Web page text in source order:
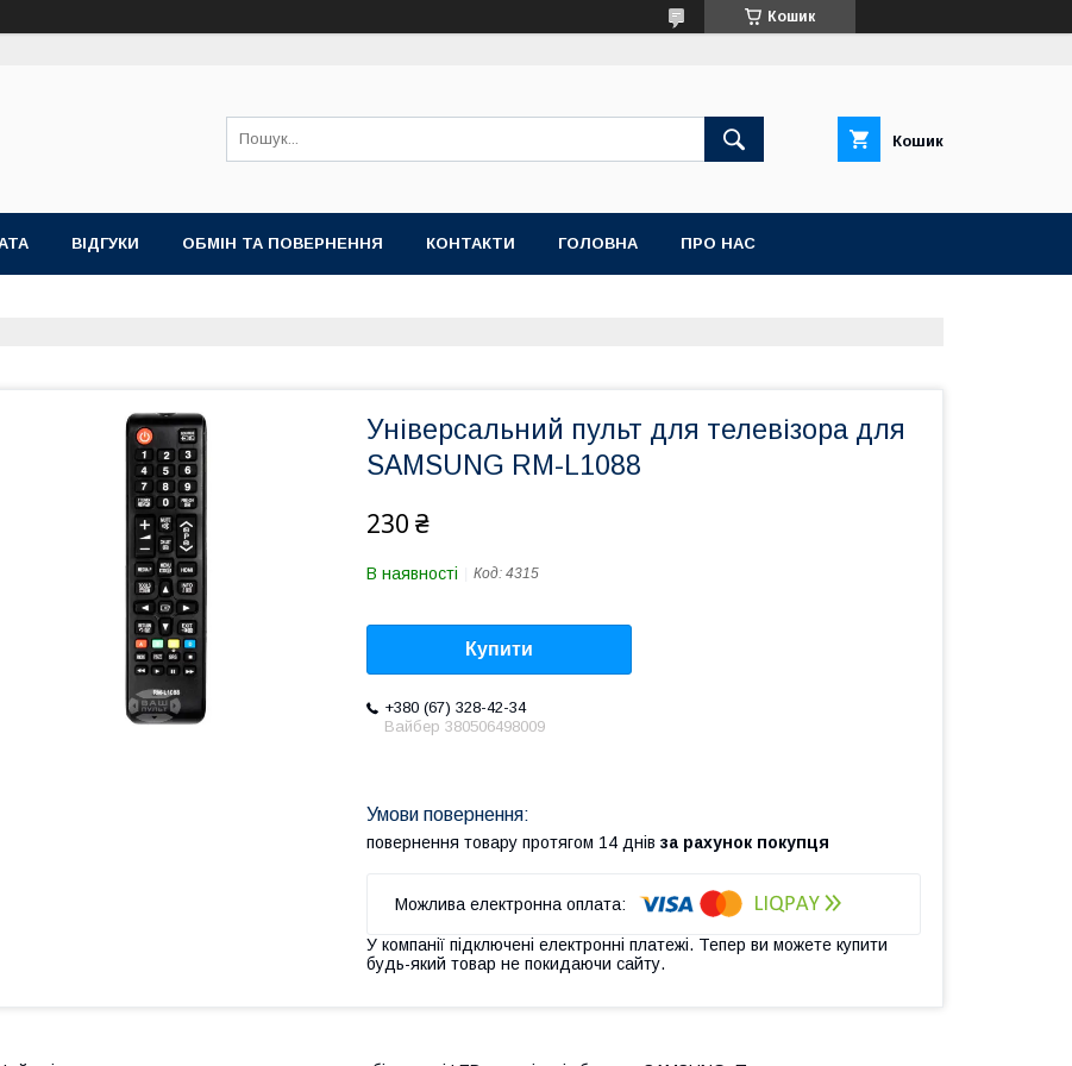
Кошик
Кошик
ВІДГУКИ ОБМІН ТА ПОВЕРНЕННЯ КОНТАКТИ ГОЛОВНА ПРО НАС
Універсальний пульт для телевізора для
SAMSUNG RM-L1088
230 ₴
В наявності Код: 4315
Купити
+380 (67) 328-42-34
Вайбер 380506498009
повернення товару протягом 14 днів за рахунок покупця
У компанії підключені електронні платежі. Тепер ви можете купити
будь-який товар не покидаючи сайту.